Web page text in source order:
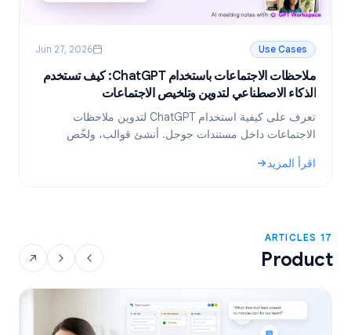
Use Cases
Jun 27, 2026
ملاحظات الاجتماعات باستخدام ChatGPT: كيف تستخدم
الذكاء الاصطناعي لتدوين وتلخيص الاجتماعات
تعرف على كيفية استخدام ChatGPT لتدوين ملاحظات
الاجتماعات داخل مستندات جوجل. أنشئ قوالب، ولخّص
Workspace.
اقرأ المزيد
: ملاحظات الاجتماعات باستخدام ChatGPT: كيف تستخدم الذكاء الاصطناعي لتدوين وتلخيص الاجتماعات
17 ARTICLES
Product